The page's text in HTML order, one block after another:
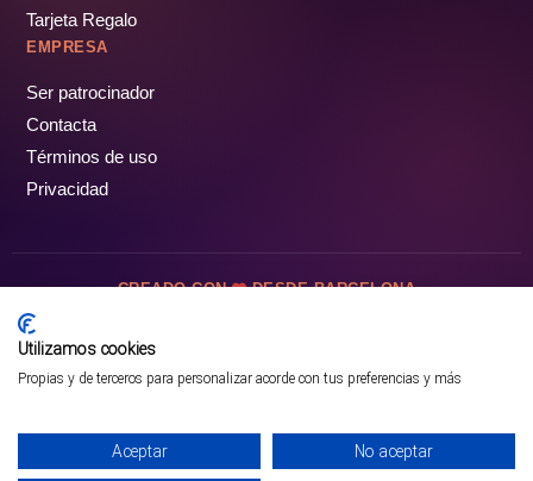
Tarjeta Regalo
EMPRESA
Ser patrocinador
Contacta
Términos de uso
Privacidad
CREADO CON DESDE BARCELONA
Utilizamos cookies
Propias y de terceros para personalizar acorde con tus preferencias y más
Aceptar No aceptar